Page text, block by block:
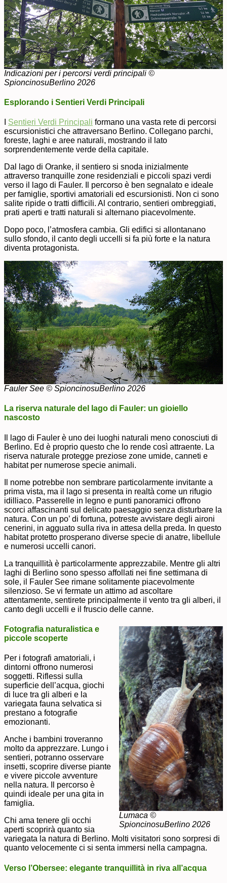
Indicazioni per i percorsi verdi principali ©
SpioncinosuBerlino 2026
Esplorando i Sentieri Verdi Principali
Sentieri Verdi Principali formano una vasta rete di percorsi
escursionistici che attraversano Berlino. Collegano parchi,
foreste, laghi e aree naturali, mostrando il lato
sorprendentemente verde della capitale.
Dal lago di Oranke, il sentiero si snoda inizialmente
attraverso tranquille zone residenziali e piccoli spazi verdi
verso il lago di Fauler. Il percorso è ben segnalato e ideale
per famiglie, sportivi amatoriali ed escursionisti. Non ci sono
salite ripide o tratti difficili. Al contrario, sentieri ombreggiati,
prati aperti e tratti naturali si alternano piacevolmente.
Dopo poco, l’atmosfera cambia. Gli edifici si allontanano
sullo sfondo, il canto degli uccelli si fa più forte e la natura
diventa protagonista.
Fauler See © SpioncinosuBerlino 2026
La riserva naturale del lago di Fauler: un gioiello
nascosto
Il lago di Fauler è uno dei luoghi naturali meno conosciuti di
Berlino. Ed è proprio questo che lo rende così attraente. La
riserva naturale protegge preziose zone umide, canneti e
habitat per numerose specie animali.
Il nome potrebbe non sembrare particolarmente invitante a
prima vista, ma il lago si presenta in realtà come un rifugio
idilliaco. Passerelle in legno e punti panoramici offrono
scorci affascinanti sul delicato paesaggio senza disturbare la
natura. Con un po’ di fortuna, potreste avvistare degli aironi
cenerini, in agguato sulla riva in attesa della preda. In questo
habitat protetto prosperano diverse specie di anatre, libellule
e numerosi uccelli canori.
La tranquillità è particolarmente apprezzabile. Mentre gli altri
laghi di Berlino sono spesso affollati nei fine settimana di
sole, il Fauler See rimane solitamente piacevolmente
silenzioso. Se vi fermate un attimo ad ascoltare
attentamente, sentirete principalmente il vento tra gli alberi, il
canto degli uccelli e il fruscio delle canne.
Lumaca ©
SpioncinosuBerlino 2026
Fotografia naturalistica e
piccole scoperte
Per i fotografi amatoriali, i
dintorni offrono numerosi
soggetti. Riflessi sulla
superficie dell’acqua, giochi
di luce tra gli alberi e la
variegata fauna selvatica si
prestano a fotografie
emozionanti.
Anche i bambini troveranno
molto da apprezzare. Lungo i
sentieri, potranno osservare
insetti, scoprire diverse piante
e vivere piccole avventure
nella natura. Il percorso è
quindi ideale per una gita in
famiglia.
Chi ama tenere gli occhi
aperti scoprirà quanto sia
variegata la natura di Berlino. Molti visitatori sono sorpresi di
quanto velocemente ci si senta immersi nella campagna.
Verso l’Obersee: elegante tranquillità in riva all’acqua